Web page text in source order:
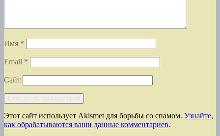
Имя *
Email *
Сайт
Этот сайт использует Akismet для борьбы со спамом. Узнайте,
как обрабатываются ваши данные комментариев.